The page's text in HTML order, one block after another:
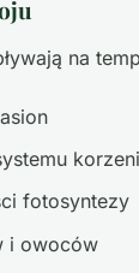
na
fotosyntezy
i owoców